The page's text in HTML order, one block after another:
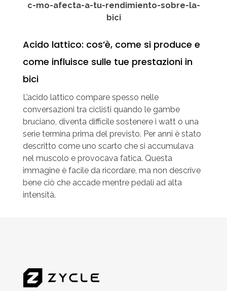
Acido lattico: cos’è, come si produce e
come influisce sulle tue prestazioni in
bici
L’acido lattico compare spesso nelle
conversazioni tra ciclisti quando le gambe
bruciano, diventa difficile sostenere i watt o una
serie termina prima del previsto. Per anni è stato
descritto come uno scarto che si accumulava
nel muscolo e provocava fatica. Questa
immagine è facile da ricordare, ma non descrive
bene ciò che accade mentre pedali ad alta
intensità.